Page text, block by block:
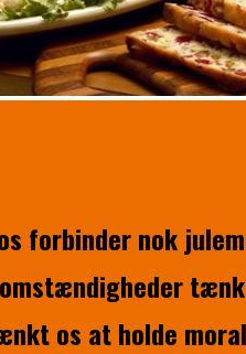
forbinder nok
os at holde